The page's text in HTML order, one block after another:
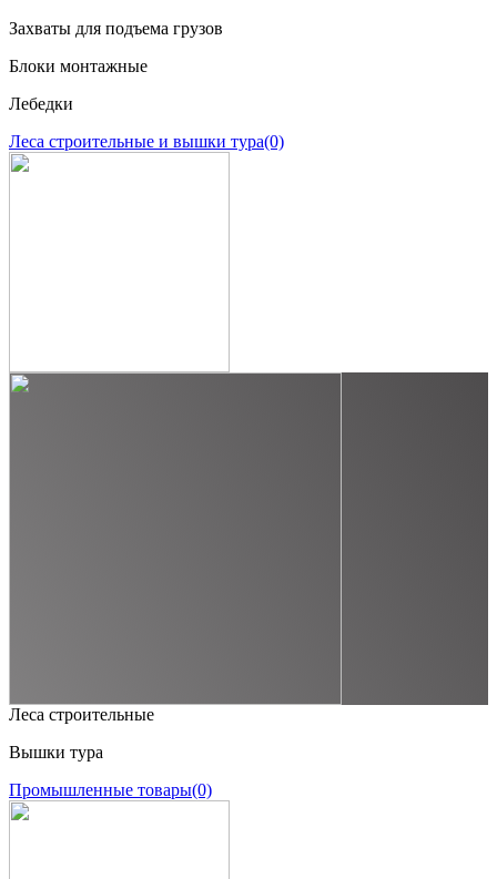
Захваты для подъема грузов
Блоки монтажные
Лебедки
Леса строительные и вышки тура(0)
Леса строительные
Вышки тура
Промышленные товары(0)